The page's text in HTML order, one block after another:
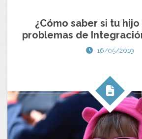
¿Cómo saber si tu
problemas de
16/05/2019